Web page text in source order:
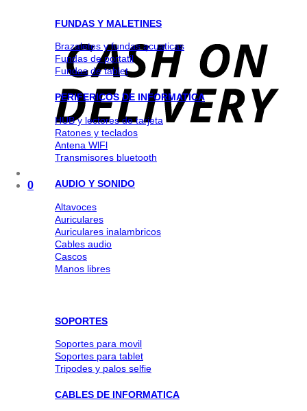
0
FUNDAS Y MALETINES
Brazaletes y fundas acuaticas
Fundas de portatil
Fundas de tablet
PERIFERICOS DE INFORMATICA
HUB y lectores de tarjeta
Ratones y teclados
Antena WlFl
Transmisores bluetooth
AUDIO Y SONIDO
Altavoces
Auriculares
Auriculares inalambricos
Cables audio
Cascos
Manos libres
SOPORTES
Soportes para movil
Soportes para tablet
Tripodes y palos selfie
CABLES DE INFORMATICA